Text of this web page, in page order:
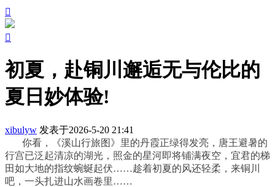


初夏，赴铜川邂逅无与伦比的
夏日妙体验!
xibulyw 发表于2026-5-20 21:41
你看，《溪山行旅图》里的丹霞正绿得发亮，唐王避暑的
行宫已泛起清凉的湖光，照金的星河即将铺满夜空，宜君的梯
田如大地的指纹蜿蜒起伏……趁着初夏的风还轻柔，来铜川
吧，一头扎进山水画卷里……